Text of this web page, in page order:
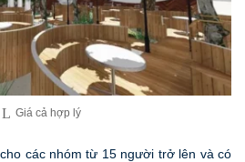
Giá cả hợp lý
các nhóm từ 15 người trở lên và có